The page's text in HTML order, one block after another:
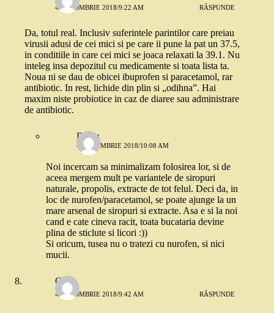
4 OCTOMBRIE 2018/9:22 AM RĂSPUNDE
Da, totul real. Inclusiv suferintele parintilor care preiau
virusii adusi de cei mici si pe care ii pune la pat un 37.5,
in conditiile in care cei mici se joaca relaxati la 39.1. Nu
inteleg insa depozitul cu medicamente si toata lista ta.
Noua ni se dau de obicei ibuprofen si paracetamol, rar
antibiotic. In rest, lichide din plin si „odihna”. Hai
maxim niste probiotice in caz de diaree sau administrare
de antibiotic.
Diana
4 OCTOMBRIE 2018/10:08 AM
Noi incercam sa minimalizam folosirea lor, si de
aceea mergem mult pe variantele de siropuri
naturale, propolis, extracte de tot felul. Deci da, in
loc de nurofen/paracetamol, se poate ajunge la un
mare arsenal de siropuri si extracte. Asa e si la noi
cand e cate cineva racit, toata bucataria devine
plina de sticlute si licori :))
Si oricum, tusea nu o tratezi cu nurofen, si nici
mucii.
C
4 OCTOMBRIE 2018/9:42 AM RĂSPUNDE